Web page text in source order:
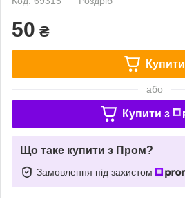
50 ₴
Купити
або
Купити з
Що таке купити з Пром?
Замовлення під захистом